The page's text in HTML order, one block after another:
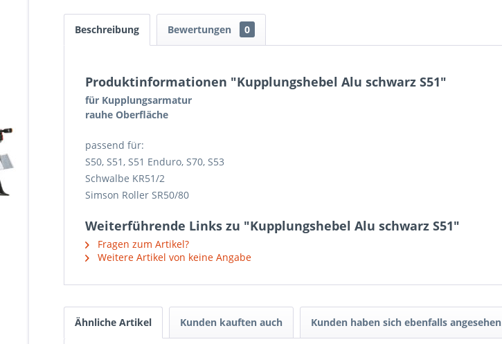
Beschreibung Bewertungen 0
Produktinformationen "Kupplungshebel Alu schwarz S51"
für Kupplungsarmatur
rauhe Oberfläche
passend für:
S50, S51, S51 Enduro, S70, S53
Schwalbe KR51/2
Simson Roller SR50/80
Weiterführende Links zu "Kupplungshebel Alu schwarz S51"
Fragen zum Artikel?
Weitere Artikel von keine Angabe
Ähnliche Artikel Kunden kauften auch Kunden haben sich ebenfalls angesehen